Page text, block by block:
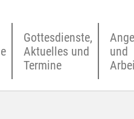
Gottesdienste,
Aktuelles und
Termine
und